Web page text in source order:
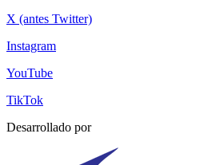
X (antes Twitter)
Instagram
YouTube
TikTok
Desarrollado por